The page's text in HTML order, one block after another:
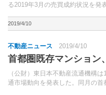
る2019年3月の売買成約状況を発
2019/4/10
不動産ニュース 2019/4/10
首都圏既存マンション
（公財）東日本不動産流通機構
通市場動向を発表した。同月の